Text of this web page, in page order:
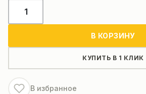
товара
Xcmg
Xcr35
В КОРЗИНУ
КУПИТЬ В 1 КЛИК
В избранное